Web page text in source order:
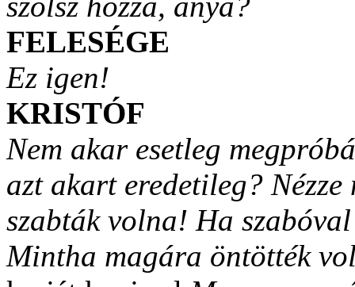
FELESÉGE
Ez igen!
KRISTÓF
Nem akar esetleg
azt akart eredetileg?
szabták volna! Ha
Mintha magára öntötték